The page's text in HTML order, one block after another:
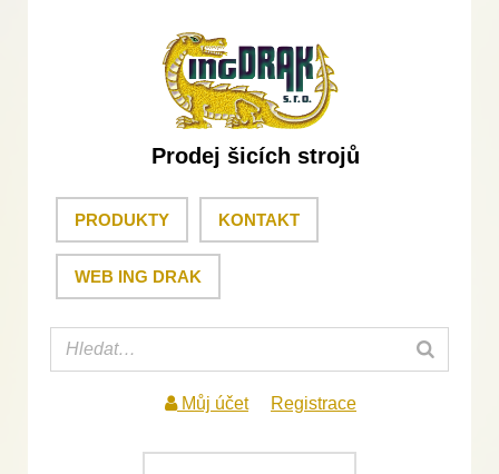
Prodej šicích strojů
PRODUKTY KONTAKT
WEB ING DRAK
Můj účet Registrace